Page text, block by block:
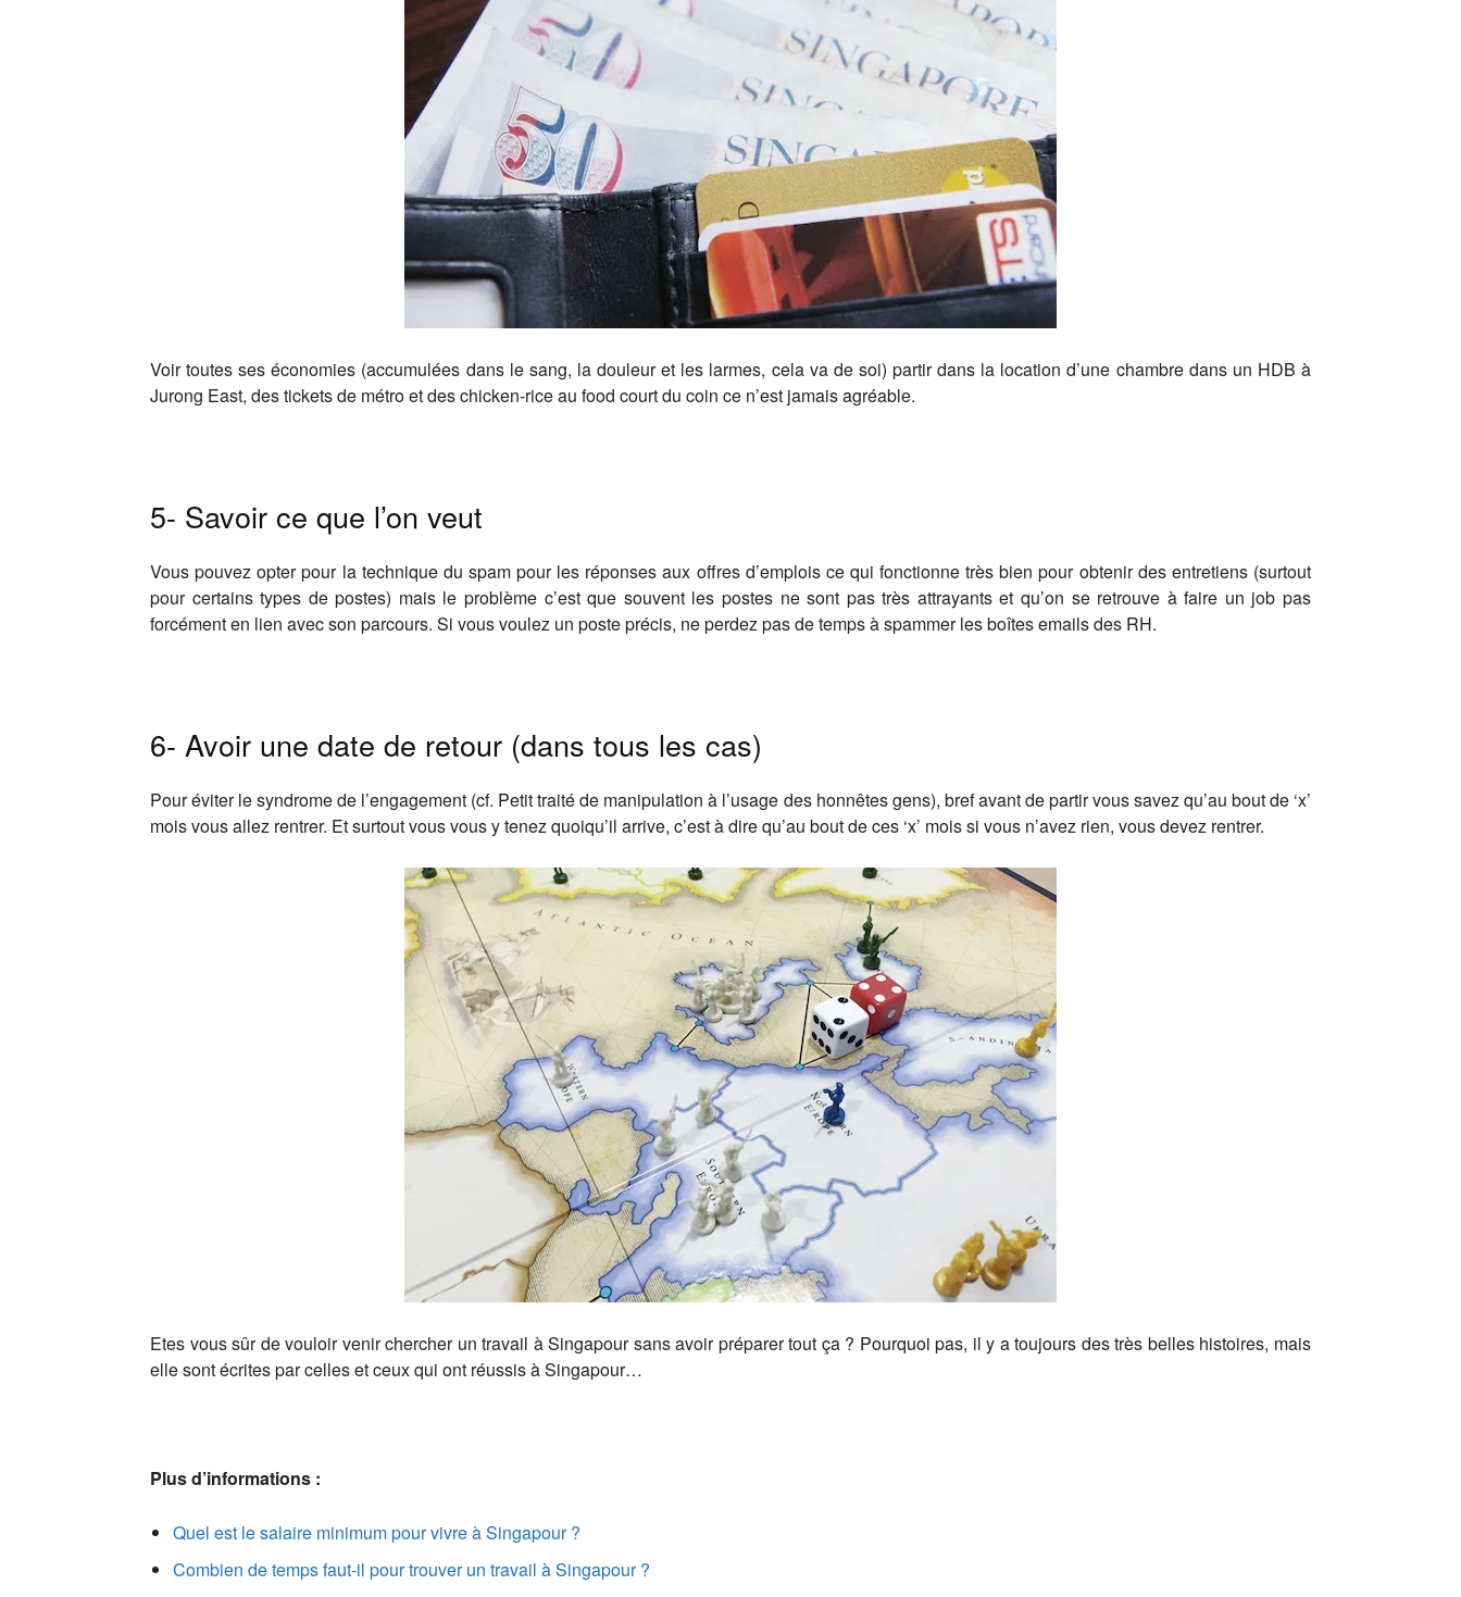
Voir toutes ses économies (accumulées dans le sang, la douleur et les larmes, cela va de soi) partir dans la location d’une chambre dans un HDB à
Jurong East, des tickets de métro et des chicken-rice au food court du coin ce n’est jamais agréable.
5- Savoir ce que l’on veut
Vous pouvez opter pour la technique du spam pour les réponses aux offres d’emplois ce qui fonctionne très bien pour obtenir des entretiens (surtout
pour certains types de postes) mais le problème c’est que souvent les postes ne sont pas très attrayants et qu’on se retrouve à faire un job pas
forcément en lien avec son parcours. Si vous voulez un poste précis, ne perdez pas de temps à spammer les boîtes emails des RH.
6- Avoir une date de retour (dans tous les cas)
Pour éviter le syndrome de l’engagement (cf. Petit traité de manipulation à l’usage des honnêtes gens), bref avant de partir vous savez qu’au bout de ‘x’
mois vous allez rentrer. Et surtout vous vous y tenez quoiqu’il arrive, c’est à dire qu’au bout de ces ‘x’ mois si vous n’avez rien, vous devez rentrer.
Etes vous sûr de vouloir venir chercher un travail à Singapour sans avoir préparer tout ça ? Pourquoi pas, il y a toujours des très belles histoires, mais
elle sont écrites par celles et ceux qui ont réussis à Singapour…
Plus d’informations :
Quel est le salaire minimum pour vivre à Singapour ?
Combien de temps faut-il pour trouver un travail à Singapour ?